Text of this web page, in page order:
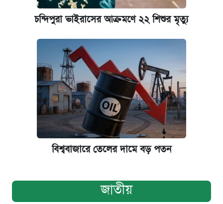
চন্দিপুরা ভাইরাসের আক্রমণে ২২ শিশুর মৃত্যু
বিশ্ববাজারে তেলের দামে বড় পতন
জাতীয়